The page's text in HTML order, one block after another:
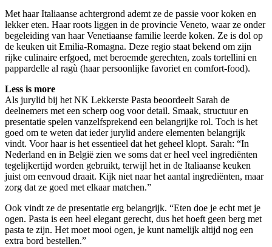
Met haar Italiaanse achtergrond ademt ze de passie voor koken en
lekker eten. Haar roots liggen in de provincie Veneto, waar ze onder
begeleiding van haar Venetiaanse familie leerde koken. Ze is dol op
de keuken uit Emilia-Romagna. Deze regio staat bekend om zijn
rijke culinaire erfgoed, met beroemde gerechten, zoals tortellini en
pappardelle al ragù (haar persoonlijke favoriet en comfort-food).
Less is more
Als jurylid bij het NK Lekkerste Pasta beoordeelt Sarah de
deelnemers met een scherp oog voor detail. Smaak, structuur en
presentatie spelen vanzelfsprekend een belangrijke rol. Toch is het
goed om te weten dat ieder jurylid andere elementen belangrijk
vindt. Voor haar is het essentieel dat het geheel klopt. Sarah: “In
Nederland en in België zien we soms dat er heel veel ingrediënten
tegelijkertijd worden gebruikt, terwijl het in de Italiaanse keuken
juist om eenvoud draait. Kijk niet naar het aantal ingrediënten, maar
zorg dat ze goed met elkaar matchen.”
Ook vindt ze de presentatie erg belangrijk. “Eten doe je echt met je
ogen. Pasta is een heel elegant gerecht, dus het hoeft geen berg met
pasta te zijn. Het moet mooi ogen, je kunt namelijk altijd nog een
extra bord bestellen.”